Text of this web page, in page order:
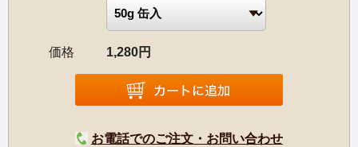
価格 1,280円
お電話でのご注文・お問い合わせ